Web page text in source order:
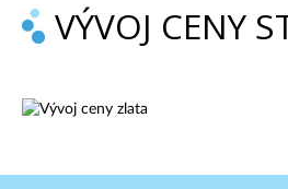
VÝVOJ CENY